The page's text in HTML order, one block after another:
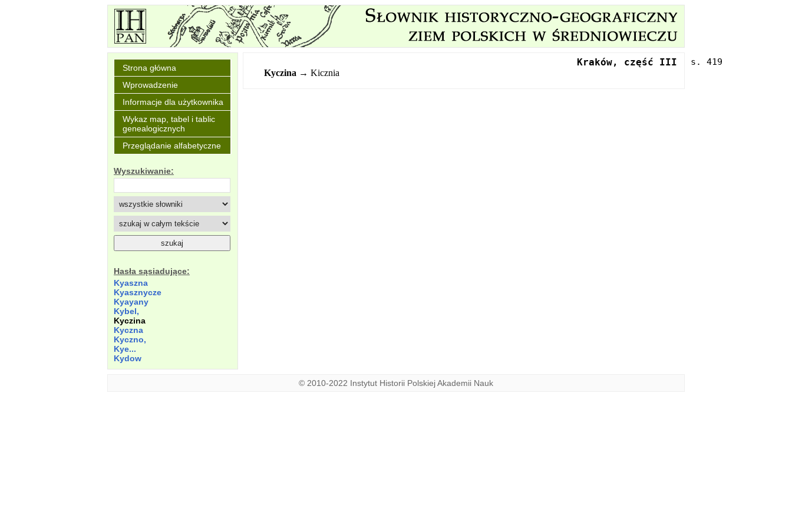
Strona główna
Wprowadzenie
Informacje dla użytkownika
Wykaz map, tabel i tablic
genealogicznych
Przeglądanie alfabetyczne
Wyszukiwanie:
Hasła sąsiadujące:
Kyaszna
Kyasznycze
Kyayany
Kybel,
Kyczina
Kyczna
Kyczno,
Kye...
Kydow
Kraków, część III
Kyczina → Kicznia
© 2010-2022 Instytut Historii Polskiej Akademii Nauk